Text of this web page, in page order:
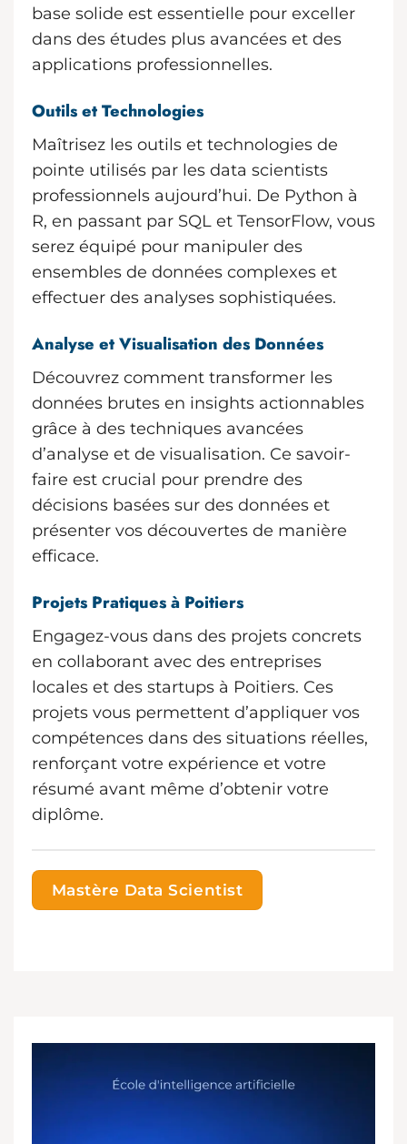
base solide est essentielle pour exceller
dans des études plus avancées et des
applications professionnelles.
Outils et Technologies
Maîtrisez les outils et technologies de
pointe utilisés par les data scientists
professionnels aujourd’hui. De Python à
R, en passant par SQL et TensorFlow, vous
serez équipé pour manipuler des
ensembles de données complexes et
effectuer des analyses sophistiquées.
Analyse et Visualisation des Données
Découvrez comment transformer les
données brutes en insights actionnables
grâce à des techniques avancées
d’analyse et de visualisation. Ce savoir-
faire est crucial pour prendre des
décisions basées sur des données et
présenter vos découvertes de manière
efficace.
Projets Pratiques à Poitiers
Engagez-vous dans des projets concrets
en collaborant avec des entreprises
locales et des startups à Poitiers. Ces
projets vous permettent d’appliquer vos
compétences dans des situations réelles,
renforçant votre expérience et votre
résumé avant même d’obtenir votre
diplôme.
Mastère Data Scientist